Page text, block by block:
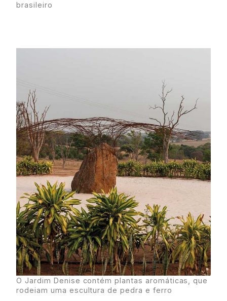
brasileiro
O Jardim Denise contém plantas aromáticas, que
rodeiam uma escultura de pedra e ferro